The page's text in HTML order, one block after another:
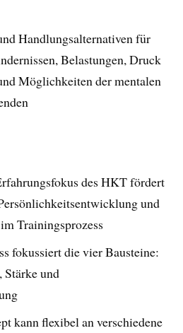
Handlungsalternativen für
Belastungen, Druck
Möglichkeiten der mentalen
des HKT fördert
und
Trainingsprozess
fokussiert die vier Bausteine:
und
kann flexibel an verschiedene